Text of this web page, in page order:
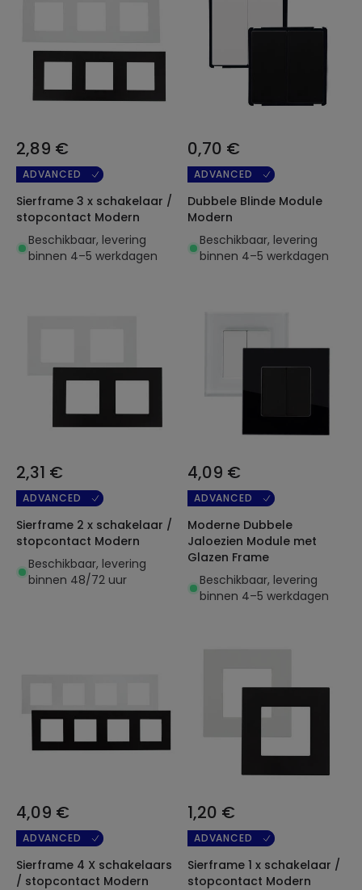
2,89 €
ADVANCED
Sierframe 3 x schakelaar /
stopcontact Modern
Beschikbaar, levering
binnen 4–5 werkdagen
0,70 €
ADVANCED
Dubbele Blinde Module
Modern
Beschikbaar, levering
binnen 4–5 werkdagen
2,31 €
ADVANCED
Sierframe 2 x schakelaar /
stopcontact Modern
Beschikbaar, levering
binnen 48/72 uur
4,09 €
ADVANCED
Moderne Dubbele
Jaloezien Module met
Glazen Frame
Beschikbaar, levering
binnen 4–5 werkdagen
4,09 €
ADVANCED
Sierframe 4 X schakelaars
/ stopcontact Modern
1,20 €
ADVANCED
Sierframe 1 x schakelaar /
stopcontact Modern